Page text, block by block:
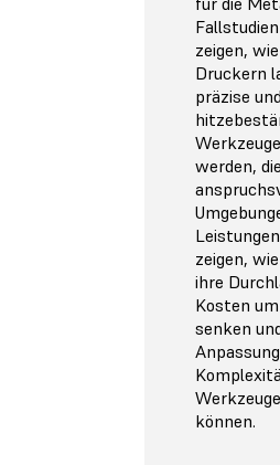
zeigen,
Druckern
präzise und
werden,
zeigen,
ihre
Kosten
senken
können.